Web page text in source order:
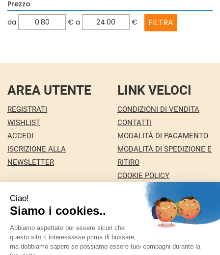
Prezzo
filtra
da € filtra
a €
AREA UTENTE
REGISTRATI
WISHLIST
ACCEDI
ISCRIZIONE ALLA
NEWSLETTER
LINK VELOCI
CONDIZIONI DI VENDITA
CONTATTI
MODALITÀ DI PAGAMENTO
MODALITÀ DI SPEDIZIONE E
RITIRO
COOKIE POLICY
INFORMATIVA PRIVACY
Farmacia Nuova snc dei Dottori Marco e
Giuseppina Fortini - Via Italia 72 24068 Seriate (BG)
marforti@tin.it|Tel.: 035294031| P.Iva: 03258590169 |